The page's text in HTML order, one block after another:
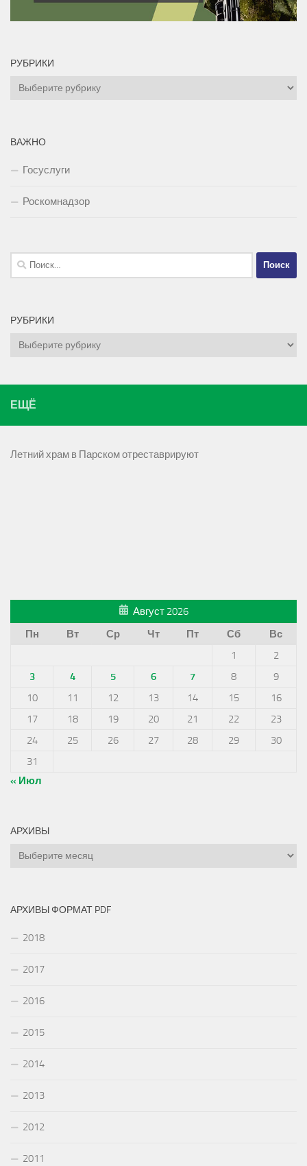
РУБРИКИ
Рубрики
ВАЖНО
Госуслуги
Роскомнадзор
Найти:
РУБРИКИ
Рубрики
ЕЩЁ
Летний храм в Парском отреставрируют
Август 2026
Пн
Вт Ср Чт Пт Сб
Вс
1
2
3
4 5 6 7 8
9
10
11 12 13 14 15
16
17
18 19 20 21 22
23
24
25 26 27 28 29
30
31
« Июл
АРХИВЫ
Архивы
АРХИВЫ ФОРМАТ PDF
2018
2017
2016
2015
2014
2013
2012
2011